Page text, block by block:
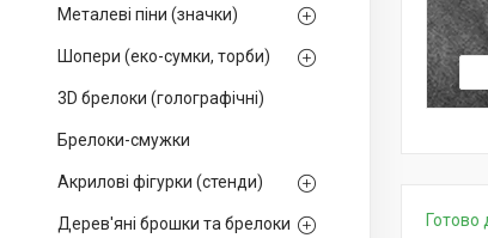
Металеві піни (значки)
Шопери (еко-сумки, торби)
3D брелоки (голографічні)
Брелоки-смужки
Акрилові фігурки (стенди)
Дерев'яні брошки та брелоки Готово